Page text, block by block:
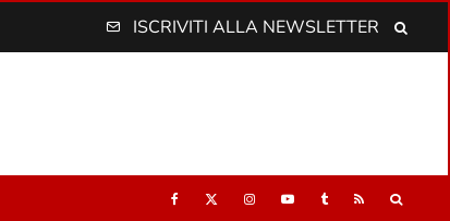
ISCRIVITI ALLA NEWSLETTER